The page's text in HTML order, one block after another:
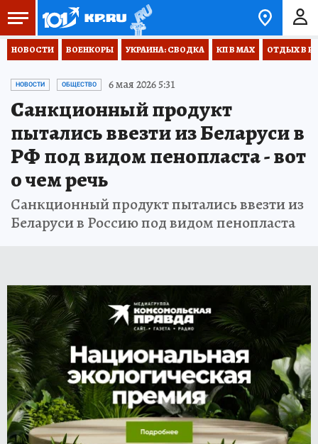
НОВОСТИ ВОЕНКОРЫ УКРАИНА: СВОДКА КП В МАХ ОТДЫХ В
НОВОСТИ ОБЩЕСТВО 6 мая 2026 5:31
Санкционный продукт
пытались ввезти из Беларуси в
РФ под видом пенопласта - вот
о чем речь
Санкционный продукт пытались ввезти из
Беларуси в Россию под видом пенопласта